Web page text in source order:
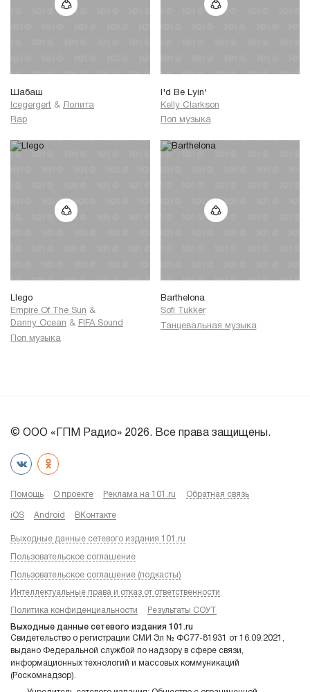
Шабаш
Icegergert & Лолита
Rap
I'd Be Lyin'
Kelly Clarkson
Поп музыка
Llego
Empire Of The Sun &
Danny Ocean & FIFA Sound
Поп музыка
Barthelona
Sofi Tukker
Танцевальная музыка
© ООО «ГПМ Радио» 2026. Все права защищены.
Помощь О проекте Реклама на 101.ru Обратная связь
iOS Android ВКонтакте
Выходные данные сетевого издания 101.ru
Пользовательское соглашение
Пользовательское соглашение (подкасты)
Интеллектуальные права и отказ от ответственности
Политика конфиденциальности Результаты СОУТ
Выходные данные сетевого издания 101.ru
Свидетельство о регистрации СМИ Эл № ФС77-81931 от 16.09.2021,
выдано Федеральной службой по надзору в сфере связи,
информационных технологий и массовых коммуникаций
(Роскомнадзор).